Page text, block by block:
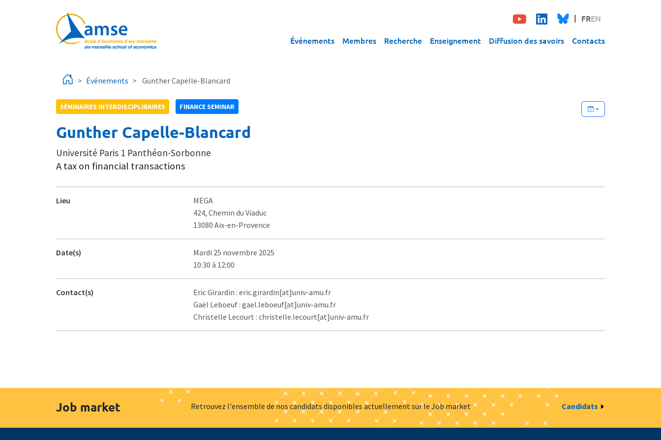
FREN
Événements Membres Recherche Enseignement Diffusion des savoirs Contacts
Événements Gunther Capelle-Blancard
SÉMINAIRES INTERDISCIPLINAIRES FINANCE SEMINAR
Gunther Capelle-Blancard
Université Paris 1 Panthéon-Sorbonne
A tax on financial transactions
Lieu
MEGA
424, Chemin du Viaduc
13080 Aix-en-Provence
Date(s)
Mardi 25 novembre 2025
10:30 à 12:00
Contact(s)
Eric Girardin : eric.girardin[at]univ-amu.fr
Gaël Leboeuf : gael.leboeuf[at]univ-amu.fr
Christelle Lecourt : christelle.lecourt[at]univ-amu.fr
Job market Retrouvez l'ensemble de nos candidats disponibles actuellement sur le Job market Candidats